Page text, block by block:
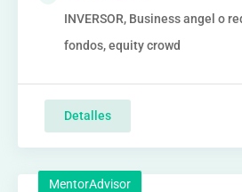
INVERSOR, Business angel o
fondos, equity crowd
Detalles
MentorAdvisor